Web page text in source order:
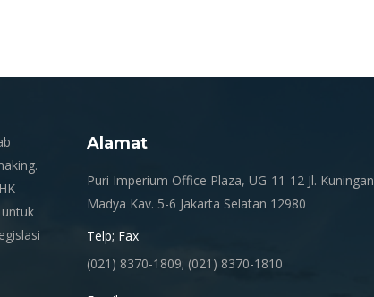
Alamat
Puri Imperium Office Plaza, UG-11-12 Jl. Kuningan
Madya Kav. 5-6 Jakarta Selatan 12980
Telp; Fax
(021) 8370-1809; (021) 8370-1810